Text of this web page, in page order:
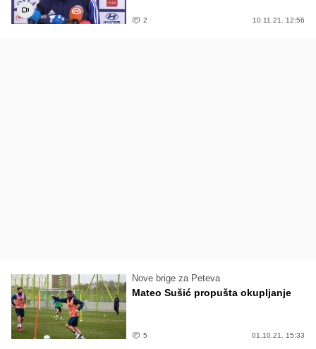
2 10.11.21. 12:56
Nove brige za Peteva
Mateo Sušić propušta okupljanje
5 01.10.21. 15:33